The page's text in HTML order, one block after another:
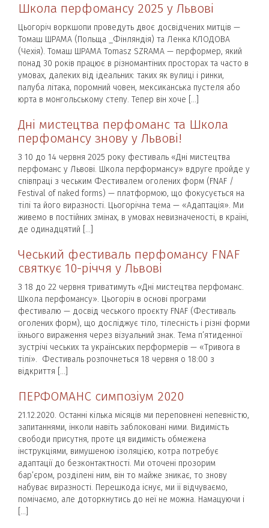
Школа перфомансу 2025 у Львові
Цьогоріч воркшопи проведуть двоє досвідчених митців —
Томаш ШРАМА (Польща _Фінляндія) та Ленка КЛОДОВА
(Чехія). Томаш ШРАМА Tomasz SZRAMA — перформер, який
понад 30 років працює в різномантіних просторах та часто в
умовах, далеких від ідеальних: таких як вулиці і ринки,
палуба літака, поромний човен, мексиканська пустеля або
юрта в монгольському степу. Тепер він хоче […]
Дні мистецтва перфоманс та Школа
перфомансу знову у Львові!
З 10 до 14 червня 2025 року фестиваль «Дні мистецтва
перфоманс у Львові. Школа перформансу» вдруге пройде у
співпраці з чеським Фестивалем оголених форм (FNAF /
Festival of naked forms) — платформою, що фокусується на
тілі та його виразності. Цьогорічна тема — «Адаптація». Ми
живемо в постійних змінах, в умовах невизначеності, в країні,
де одинадцятий […]
Чеський фестиваль перфомансу FNAF
святкує 10-річчя у Львові
З 18 до 22 червня триватимуть «Дні мистецтва перфоманс.
Школа перфомансу». Цьогоріч в основі програми
фестивалю — досвід чеського проєкту FNAF (Фестиваль
оголених форм), що досліджує тіло, тілесність і різні форми
їхнього вираження через візуальний знак. Тема п’ятиденної
зустрічі чеських та українських перформерів — «Тривога в
тілі». Фестиваль розпочнеться 18 червня о 18:00 з
відкриття […]
ПЕРФОМАНС симпозіум 2020
21.12.2020. Останні кілька місяців ми переповнені непевністю,
запитаннями, інколи навіть заблоковані ними. Видимість
свободи присутня, проте ця видимість обмежена
інструкціями, вимушеною ізоляцією, котра потребує
адаптації до безконтактності. Ми оточені прозорим
бар’єром, розділені ним, він то майже зникає, то знову
набуває виразності. Перешкода існує, ми її відчуваємо,
помічаємо, але доторкнутись до неї не можна. Намацуючи і
[…]